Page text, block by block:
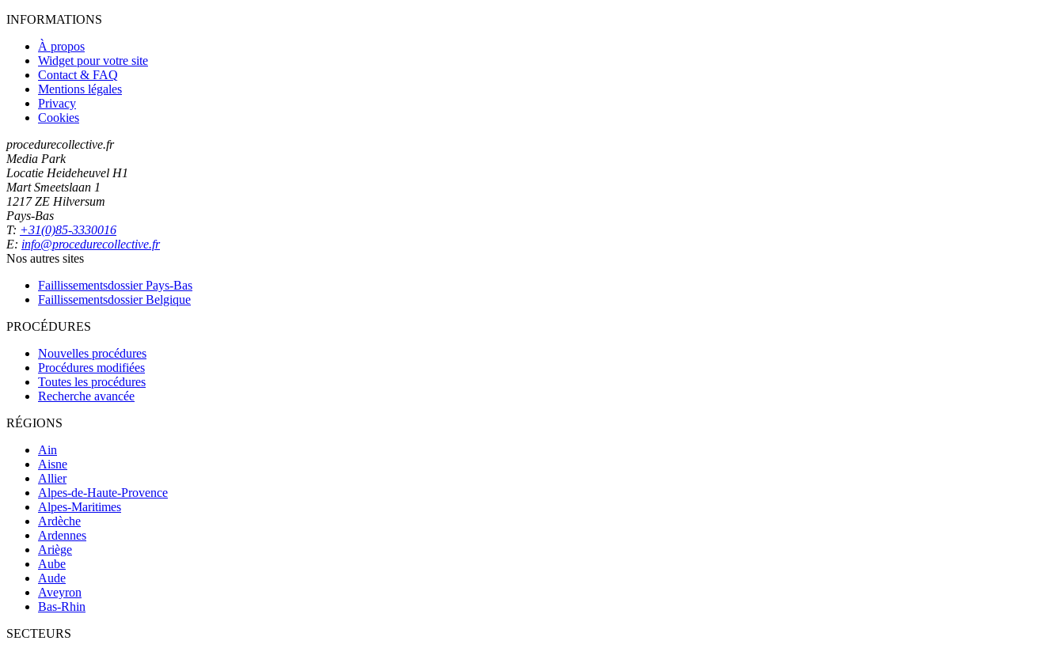
INFORMATIONS
À propos
Widget pour votre site
Contact & FAQ
Mentions légales
Privacy
Cookies
procedurecollective.fr
Media Park
Locatie Heideheuvel H1
Mart Smeetslaan 1
1217 ZE Hilversum
Pays-Bas
T: +31(0)85-3330016
E: info@procedurecollective.fr
Nos autres sites
Faillissementsdossier Pays-Bas
Faillissementsdossier Belgique
PROCÉDURES
Nouvelles procédures
Procédures modifiées
Toutes les procédures
Recherche avancée
RÉGIONS
Ain
Aisne
Allier
Alpes-de-Haute-Provence
Alpes-Maritimes
Ardèche
Ardennes
Ariège
Aube
Aude
Aveyron
Bas-Rhin
SECTEURS